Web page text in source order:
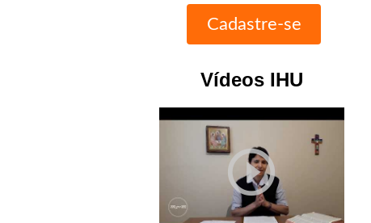
Vídeos IHU
play_circle_outline